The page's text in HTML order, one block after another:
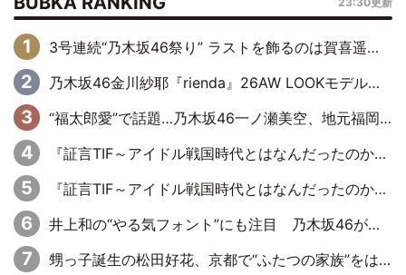
3号連続“乃木坂46祭り” ラストを飾るのは賀喜遥香…5年ぶりの登場に「5年分大人になった私を見ていただけたら」
乃木坂46金川紗耶『rienda』26AW LOOKモデルに就任
“福太郎愛”で話題…乃木坂46一ノ瀬美空、地元福岡『めんべい25周年トップサポーター』に就任
『証言TIF～アイドル戦国時代とはなんだったのか～』第6回：でんぱ組.inc・古川未鈴×相沢梨紗「『ハロプロやりたかったな』って言ったら、夢眠ねむさんに『てめえはでんぱ組．incなんだよ！』って肩パンされて(笑)」
『証言TIF～アイドル戦国時代とはなんだったのか～』第11回：私立恵比寿中学・真山りか×安本彩花「TIFで10年ぶりのキョンシーメイクをしたら、場を完全に引かせてしまって。時代が変わったんだなって」
井上和の“やる気フォント”にも注目 乃木坂46が挑んだ書道パフォーマンスの舞台裏
甥っ子誕生の松田好花、京都で“ふたつの家族”をはしご！ “母”黒谷友香に見送られ、“父”松岡昌宏とはハシゴ酒